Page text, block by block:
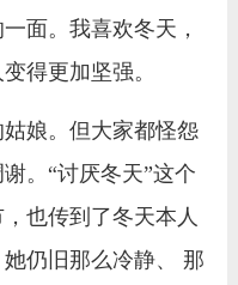
面。我喜欢冬天，
得更加坚强。
娘。但大家都怪怨
。“讨厌冬天”这个
也传到了冬天本人
仍旧那么冷静、 那